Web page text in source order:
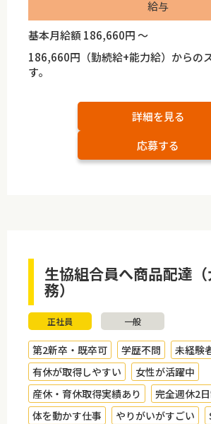
給与
基本月給額 186,660円 ～
186,660円（勤続給+能力給）からの
す。
詳細を見る
応募する
生協組合員へ商品配達
務）
正社員 一般
第2新卒・既卒可 学歴不問
未経験
有休が取得しやすい
女性が活躍中
産休・育休取得実績あり
完全週休2
体を動かす仕事
やりがいがすごい